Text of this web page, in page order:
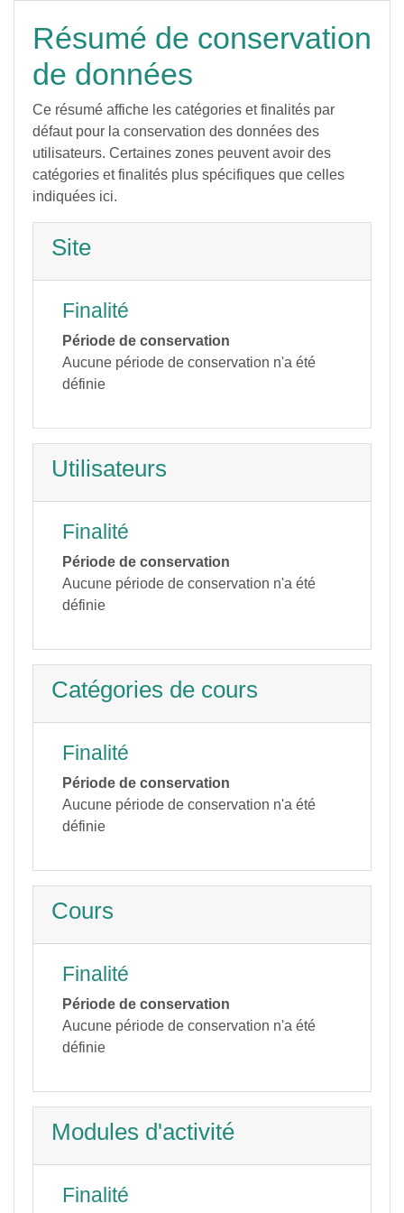
Résumé de conservation
de données
Ce résumé affiche les catégories et finalités par
défaut pour la conservation des données des
utilisateurs. Certaines zones peuvent avoir des
catégories et finalités plus spécifiques que celles
indiquées ici.
Site
Finalité
Période de conservation
Aucune période de conservation n'a été
définie
Utilisateurs
Finalité
Période de conservation
Aucune période de conservation n'a été
définie
Catégories de cours
Finalité
Période de conservation
Aucune période de conservation n'a été
définie
Cours
Finalité
Période de conservation
Aucune période de conservation n'a été
définie
Modules d'activité
Finalité